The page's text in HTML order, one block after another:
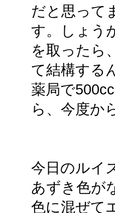
だと思って
す。しょう
を取ったら
て結構する
薬局で
ら、今度か
今日のルイ
あずき色が
色に混ぜて